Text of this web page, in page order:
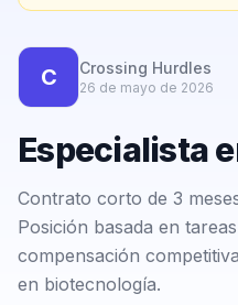
Contacto
Calculadora Freelance
C Crossing Hurdles
26 de mayo de 2026
Especialista
Contrato corto de 3
Posición basada en
compensación
en biotecnología.